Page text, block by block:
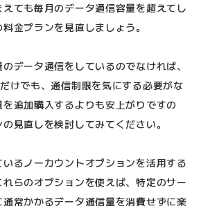
ても毎月のデータ通信容量を超えてし
金プランを見直しましょう。
データ通信をしているのでなければ、
けでも、通信制限を気にする必要がな
追加購入するよりも安上がりですの
見直しを検討してみてください。
るノーカウントオプションを活用する
らのオプションを使えば、特定のサー
常かかるデータ通信量を消費せずに楽